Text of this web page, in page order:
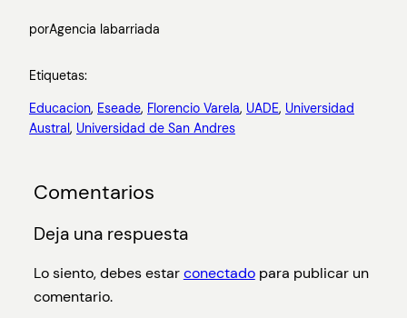
porAgencia labarriada
Etiquetas:
Educacion, Eseade, Florencio Varela, UADE, Universidad
Austral, Universidad de San Andres
Comentarios
Deja una respuesta
Lo siento, debes estarconectadopara publicar un
comentario.